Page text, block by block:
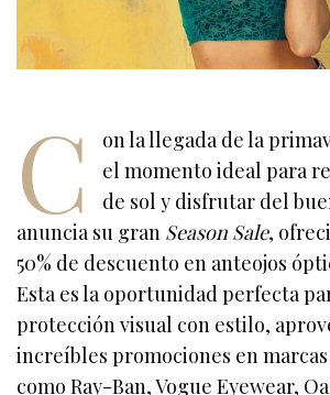
C
on la llegada de la
el momento ideal para
de sol y disfrutar del
anuncia su gran Season Sale,
50% de descuento en anteojos
Esta es la oportunidad perfecta
protección visual con estilo,
increíbles promociones en
como Ray-Ban, Vogue Eyewear,